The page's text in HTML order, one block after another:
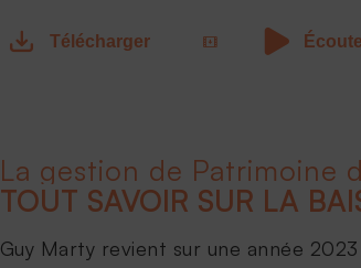
Télécharger
La gestion de Patrimoine
Guy Marty revient sur une année